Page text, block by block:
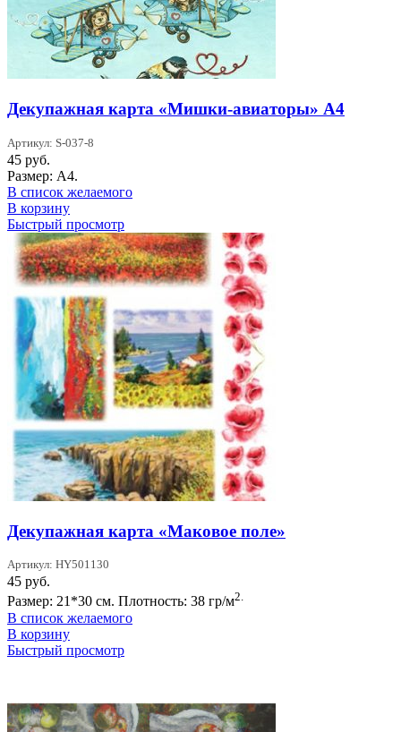
Декупажная карта «Мишки-авиаторы» А4
Артикул: S-037-8
45 руб.
Размер: А4.
В список желаемого
В корзину
Быстрый просмотр
Декупажная карта «Маковое поле»
Артикул: HY501130
45 руб.
Размер: 21*30 см. Плотность: 38 гр/м2.
В список желаемого
В корзину
Быстрый просмотр